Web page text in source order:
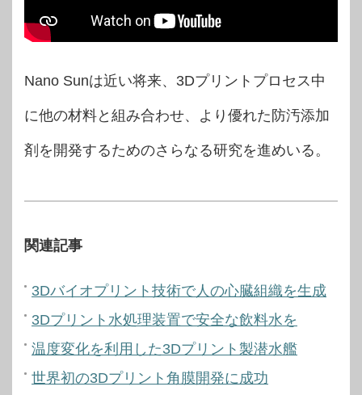
Nano Sunは近い将来、3Dプリントプロセス中
に他の材料と組み合わせ、より優れた防汚添加
剤を開発するためのさらなる研究を進めいる。
関連記事
3Dバイオプリント技術で人の心臓組織を生成
3Dプリント水処理装置で安全な飲料水を
温度変化を利用した3Dプリント製潜水艦
世界初の3Dプリント角膜開発に成功